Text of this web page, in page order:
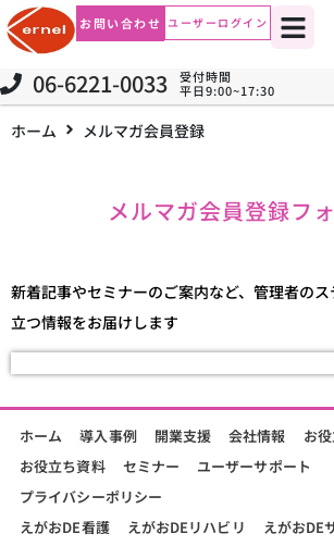
お問い合わせ ユーザーログイン
06-6221-0033
受付時間
平日9:00~17:30
ホーム メルマガ会員登録
メルマガ会員登録フ
新着記事やセミナーのご案内など、管理者の
立つ情報をお届けします
ホーム 導入事例 開業支援 会社情報
お
お役立ち資料
セミナー
ユーザーサポート
プライバシーポリシー
えがおDE看護
えがおDEリハビリ
えがおDE